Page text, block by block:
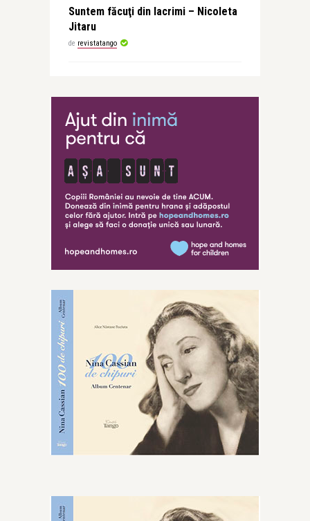
Suntem făcuţi din lacrimi – Nicoleta
Jitaru
de revistatango